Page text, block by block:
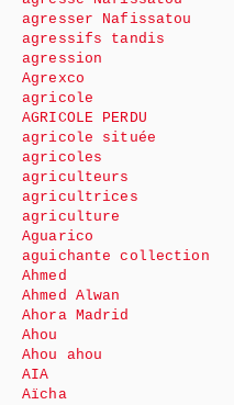
agresser Nafissatou
agressifs tandis
agression
Agrexco
agricole
AGRICOLE PERDU
agricole située
agricoles
agriculteurs
agricultrices
agriculture
Aguarico
aguichante collection
Ahmed
Ahmed Alwan
Ahora Madrid
Ahou
Ahou ahou
AIA
Aïcha